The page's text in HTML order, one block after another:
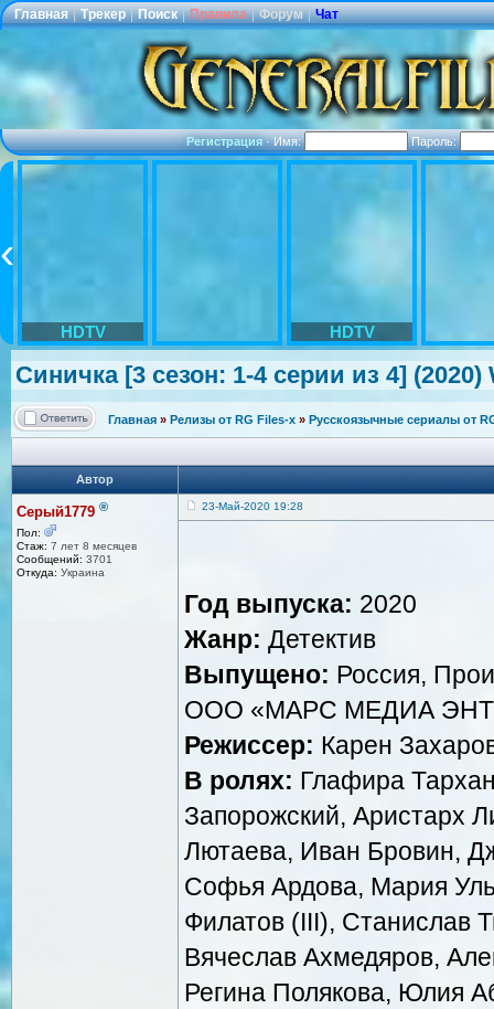
Главная | Трекер | Поиск | Правила | Форум | Чат
Регистрация·Имя: Пароль:
HDTV HDTV
Синичка [3 сезон: 1-4 серии из 4] (2020)
Главная » Релизы от RG Files-x » Русскоязычные сериалы от
Автор
Серый1779 ®
Пол:
Стаж: 7 лет 8 месяцев
Сообщений: 3701
Откуда: Украина
23-Май-2020 19:28
Год выпуска: 2020
Жанр: Детектив
Выпущено: Россия,
ООО «МАРС МЕДИА
Режиссер: Карен
В ролях: Глафира
Запорожский, Аристарх
Лютаева, Иван Бровин,
Софья Ардова, Мария
Филатов (III), Станислав
Вячеслав Ахмедяров,
Регина Полякова, Юлия